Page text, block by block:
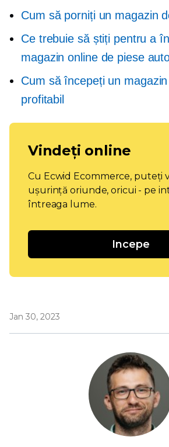
Cum să porniți un magazin
Ce trebuie să știți pentru a
magazin online de piese
Cum să începeți un
profitabil
Vindeți online
Cu Ecwid Ecommerce, puteți
ușurință oriunde, oricui - pe
întreaga lume.
Incepe
Jan 30, 2023